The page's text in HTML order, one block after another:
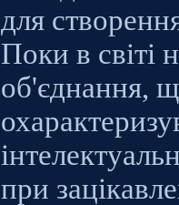
для
Поки в світі
об'єднання,
при